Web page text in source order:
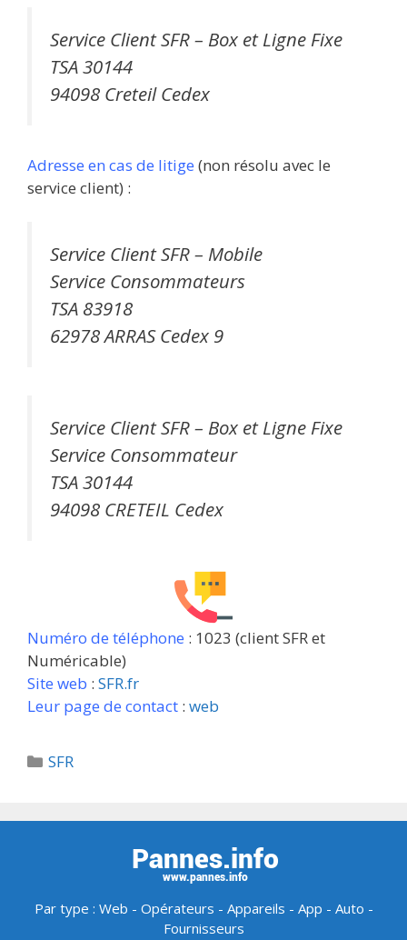
Service Client SFR – Box et Ligne Fixe
TSA 30144
94098 Creteil Cedex
Adresse en cas de litige (non résolu avec le
service client) :
Service Client SFR – Mobile
Service Consommateurs
TSA 83918
62978 ARRAS Cedex 9
Service Client SFR – Box et Ligne Fixe
Service Consommateur
TSA 30144
94098 CRETEIL Cedex
Numéro de téléphone : 1023 (client SFR et
Numéricable)
Site web : SFR.fr
Leur page de contact : web
Catégories
SFR
Par type : Web - Opérateurs - Appareils - App - Auto -
Fournisseurs